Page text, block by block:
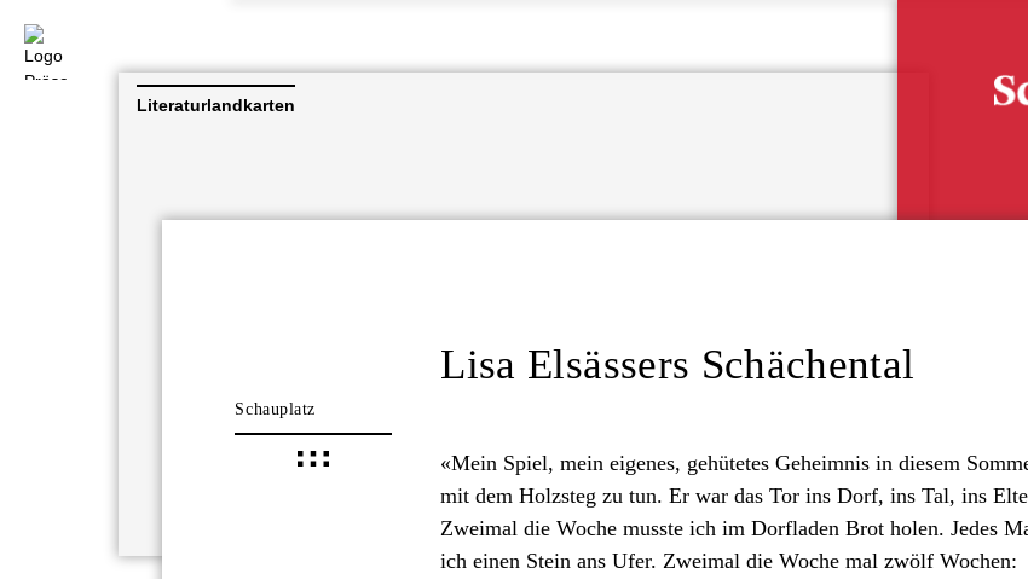
Inhalt
Literaturlandkarten
Lisa Elsässers Schächental
Schauplatz
«Mein Spiel, mein eigenes, gehütetes Geheimnis in diesem
mit dem Holzsteg zu tun. Er war das Tor ins Dorf, ins Tal, ins
Zweimal die Woche musste ich im Dorfladen Brot holen. Jedes
ich einen Stein ans Ufer. Zweimal die Woche mal zwölf Wochen: